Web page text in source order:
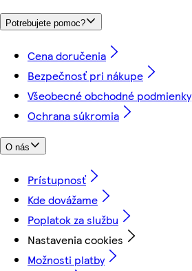
Potrebujete pomoc?
Cena doručenia
Bezpečnosť pri nákupe
Všeobecné obchodné podmienky
Ochrana súkromia
O nás
Prístupnosť
Kde dovážame
Poplatok za službu
Nastavenia cookies
Možnosti platby